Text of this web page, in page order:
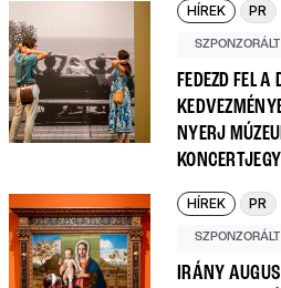
HÍREK PR
FEDEZD FEL A
NYERJ
HÍREK PR
IRÁNY